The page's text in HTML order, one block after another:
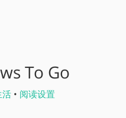
To Go
活• 阅读设置